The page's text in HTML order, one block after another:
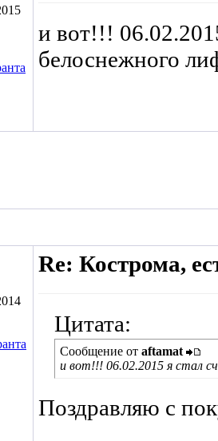
и вот!!!
белоснежного
Re: Кострома,
Цитата:
Сообщение от aftamat
и вот!!! 06.02.2015 я стал
Поздравляю с